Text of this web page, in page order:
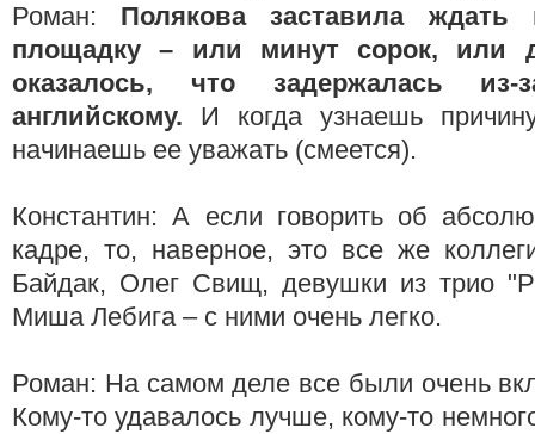
Роман: Полякова заставила
площадку – или минут сорок, или
оказалось, что задержалась
английскому. И когда узнаешь
начинаешь ее уважать (смеется).
Константин: А если говорить об
кадре, то, наверное, это все же
Байдак, Олег Свищ, девушки из трио
Миша Лебига – с ними очень легко.
Роман: На самом деле все были очень
Кому-то удавалось лучше, кому-то